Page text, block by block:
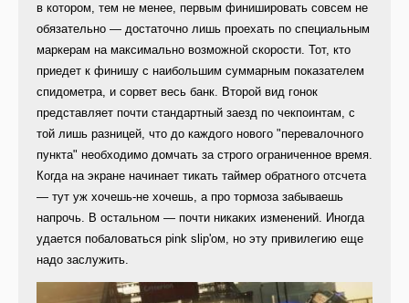
в котором, тем не менее, первым финишировать совсем не
обязательно — достаточно лишь проехать по специальным
маркерам на максимально возможной скорости. Тот, кто
приедет к финишу с наибольшим суммарным показателем
спидометра, и сорвет весь банк. Второй вид гонок
представляет почти стандартный заезд по чекпоинтам, с
той лишь разницей, что до каждого нового "перевалочного
пункта" необходимо домчать за строго ограниченное время.
Когда на экране начинает тикать таймер обратного отсчета
— тут уж хочешь-не хочешь, а про тормоза забываешь
напрочь. В остальном — почти никаких изменений. Иногда
удается побаловаться pink slip'ом, но эту привилегию еще
надо заслужить.